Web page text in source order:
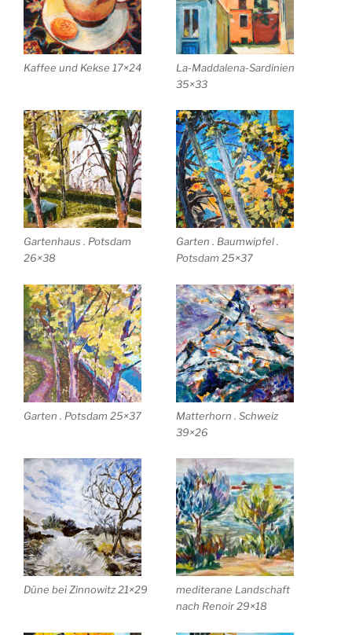
Kaffee und Kekse 17×24
La-Maddalena-Sardinien
35×33
Gartenhaus . Potsdam
26×38
Garten . Baumwipfel .
Potsdam 25×37
Garten . Potsdam 25×37
Matterhorn . Schweiz
39×26
Düne bei Zinnowitz 21×29
mediterane Landschaft
nach Renoir 29×18